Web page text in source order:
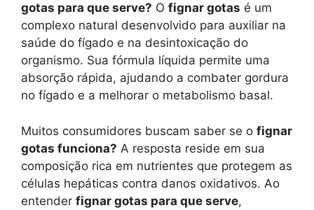
gotas para que serve? O fignar gotas é um
complexo natural desenvolvido para auxiliar na
saúde do fígado e na desintoxicação do
organismo. Sua fórmula líquida permite uma
absorção rápida, ajudando a combater gordura
no fígado e a melhorar o metabolismo basal.
Muitos consumidores buscam saber se o fignar
gotas funciona? A resposta reside em sua
composição rica em nutrientes que protegem as
células hepáticas contra danos oxidativos. Ao
entender fignar gotas para que serve,